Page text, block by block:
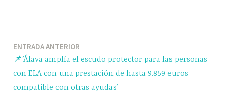
ppm rti
r
Navegación
entradas
ENTRADA ANTERIOR
📌’Álava amplía el escudo protector para las personas
con ELA con una prestación de hasta 9.859 euros
compatible con otras ayudas’